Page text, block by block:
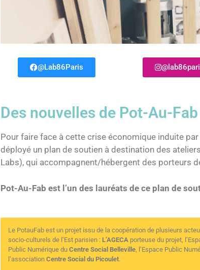
@Lab86Paris
Des nouvelles de Pot-Au-
Pour faire face à cette crise économique induite
déployé un plan de soutien à destination des
Labs), qui accompagnent/hébergent des porteurs
Pot-Au-Fab est l’un des lauréats de ce plan de
Le PotauFab est un projet issu de la coopération de plusieurs
socio-culturels de l’Est parisien : L’AGECA porteuse du projet,
Public Numérique du Centre Social Belleville, l’Espace Public
l’association Centre Social du Picoulet.